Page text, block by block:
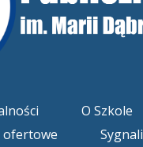
O Szkole
ofertowe